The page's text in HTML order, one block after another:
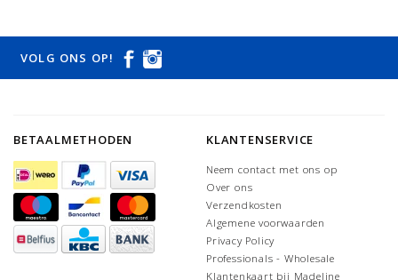
VOLG ONS OP!
BETAALMETHODEN KLANTENSERVICE
Neem contact met ons op
Over ons
Verzendkosten
Algemene voorwaarden
Privacy Policy
Professionals - Wholesale
Klantenkaart bij Madeline